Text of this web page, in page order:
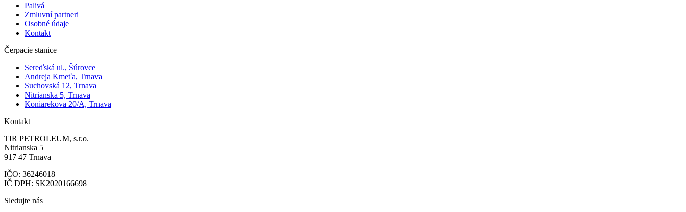
Palivá
Zmluvní partneri
Osobné údaje
Kontakt
Čerpacie stanice
Sereďská ul., Šúrovce
Andreja Kmeťa, Trnava
Suchovská 12, Trnava
Nitrianska 5, Trnava
Koniarekova 20/A, Trnava
Kontakt
TIR PETROLEUM, s.r.o.
Nitrianska 5
917 47 Trnava
IČO: 36246018
IČ DPH: SK2020166698
Sledujte nás